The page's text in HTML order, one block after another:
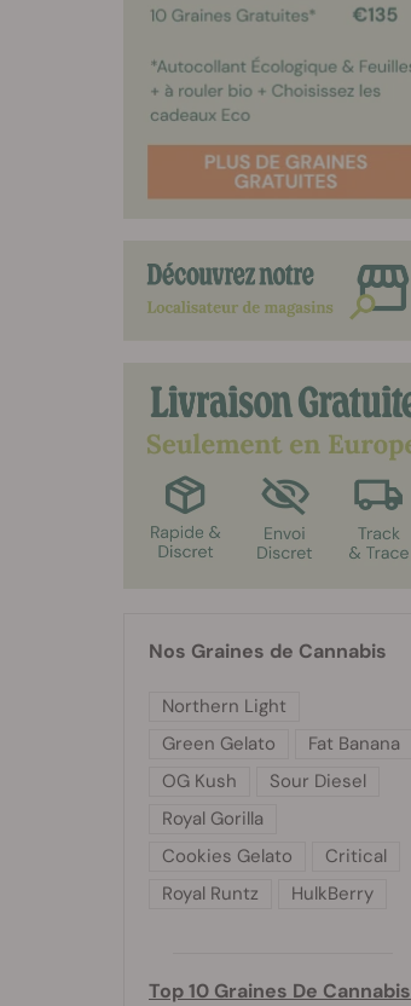
Nos Graines de Cannabis
Northern Light
Green Gelato
Fat Banana
OG Kush
Sour Diesel
Royal Gorilla
Cookies Gelato
Critical
Royal Runtz
HulkBerry
Top 10 Graines De Cannabis